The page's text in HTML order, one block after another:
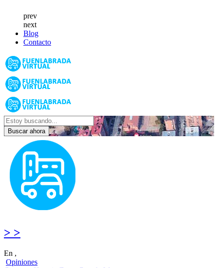
prev
next
Blog
Contacto
Buscar ahora
> >
En ,
Opiniones